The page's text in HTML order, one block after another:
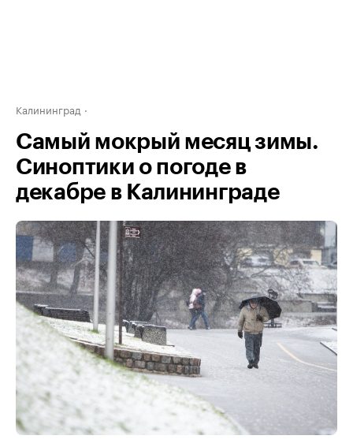
Калининград
Самый мокрый месяц зимы.
Синоптики о погоде в
декабре в Калининграде